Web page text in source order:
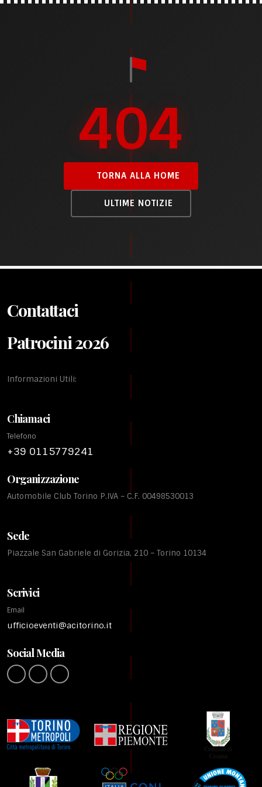
404
TORNA ALLA HOME
ULTIME NOTIZIE
Contattaci
Patrocini 2026
Informazioni Utili:
Chiamaci
Telefono
+39 0115779241
Organizzazione
Automobile Club Torino P.IVA – C.F. 00498530013
Sede
Piazzale San Gabriele di Gorizia, 210 – Torino 10134
Scrivici
Email
ufficioeventi@acitorino.it
Social Media